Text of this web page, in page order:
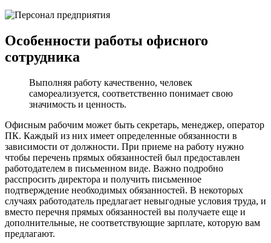
Особенности работы офисного
сотрудника
Выполняя работу качественно, человек
самореализуется, соответственно понимает свою
значимость и ценность.
Офисным рабочим может быть секретарь, менеджер, оператор
ПК. Каждый из них имеет определенные обязанности в
зависимости от должности. При приеме на работу нужно
чтобы перечень прямых обязанностей был предоставлен
работодателем в письменном виде. Важно подробно
расспросить директора и получить письменное
подтверждение необходимых обязанностей. В некоторых
случаях работодатель предлагает невыгодные условия труда, и
вместо перечня прямых обязанностей вы получаете еще и
дополнительные, не соответствующие зарплате, которую вам
предлагают.